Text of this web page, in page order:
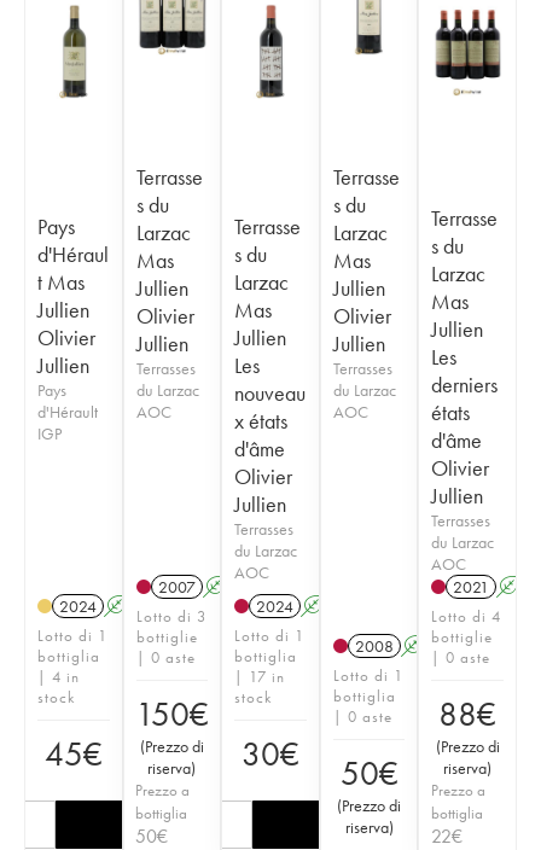
Pays
d'Héraul
t Mas
Jullien
Olivier
Jullien
Pays
d'Hérault
IGP
2024 A
Lotto di 1
bottiglia
| 4 in
stock
45€
Terrasse
s du
Larzac
Mas
Jullien
Olivier
Jullien
Terrasses
du Larzac
AOC
2007 A
Lotto di 3
bottiglie
| 0 aste
150€
(Prezzo di
riserva)
Prezzo a
bottiglia
50€
Terrasse
s du
Larzac
Mas
Jullien
Les
nouveau
x états
d'âme
Olivier
Jullien
Terrasses
du Larzac
AOC
2024 A
Lotto di 1
bottiglia
| 17 in
stock
30€
Terrasse
s du
Larzac
Mas
Jullien
Olivier
Jullien
Terrasses
du Larzac
AOC
2008 A
Lotto di 1
bottiglia
| 0 aste
50€
(Prezzo di
riserva)
Terrasse
s du
Larzac
Mas
Jullien
Les
derniers
états
d'âme
Olivier
Jullien
Terrasses
du Larzac
AOC
2021
A
Lotto di 4
bottiglie
| 0 aste
88€
(Prezzo di
riserva)
Prezzo a
bottiglia
22€